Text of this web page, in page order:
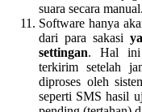
suara secara manual.
Software hanya
dari para sakasi
settingan. Hal ini
terkirim setelah
diproses oleh
seperti SMS hasil